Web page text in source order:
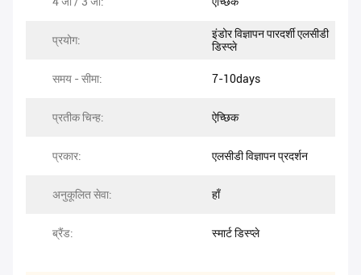
प्रयोग:
इंडोर विज्ञापन पारदर्शी एलसीडी
डिस्प्ले
समय - सीमा: 7-10days
प्रतीक चिन्ह: ऐच्छिक
प्रकार: एलसीडी विज्ञापन प्रदर्शन
अनुकूलित सेवा: हाँ
ब्रैंड: स्मार्ट डिस्प्ले